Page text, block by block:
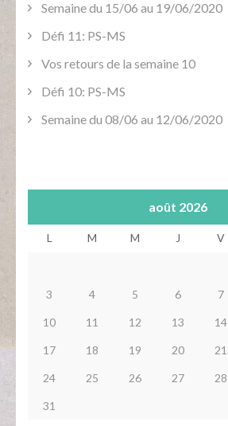
Semaine du 15/06 au 19/06/2020
Défi 11: PS-MS
Vos retours de la semaine 10
Défi 10: PS-MS
Semaine du 08/06 au 12/06/2020
août 2026
L M M J V
3 4 5 6 7
10 11 12 13 14
17 18 19 20 21
24 25 26 27 28
31